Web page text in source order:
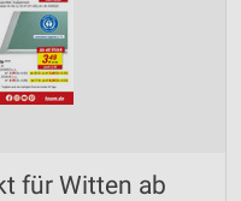
für Witten ab